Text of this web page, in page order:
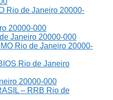
Rio de Janeiro 20000-
20000-000
Janeiro 20000-000
Rio de Janeiro 20000-
Rio de Janeiro
20000-000
– RRB Rio de